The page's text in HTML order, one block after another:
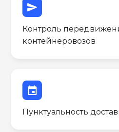
send
Контроль
контейнеровозов
event
Пунктуальность